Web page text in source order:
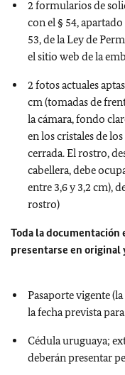
2 formularios de
con el § 54,
53, de la Ley de
el sitio web de la
2 fotos actuales
cm (tomadas de
la cámara, fondo
en los cristales de
cerrada. El rostro,
cabellera, debe
entre 3,6 y 3,2 cm),
rostro)
Toda la documentación
presentarse en original
Pasaporte vigente
la fecha prevista
Cédula uruguaya;
deberán presentar